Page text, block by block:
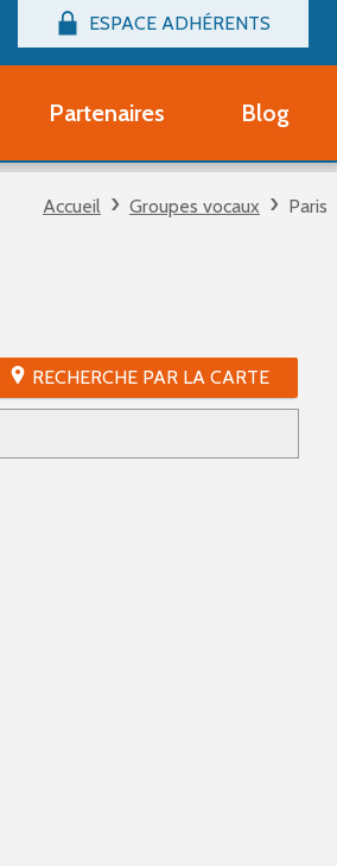
ESPACE ADHÉRENTS
Connexion
Partenaires Blog
Accueil Groupes vocaux Paris
RECHERCHE PAR LA CARTE